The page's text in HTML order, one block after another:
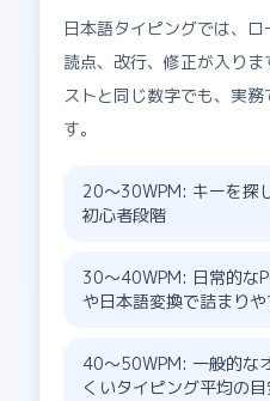
日本語タイピングでは、
読点、改行、修正が入り
ストと同じ数字でも、実
す。
20〜30WPM: キーを探
初心者段階
30〜40WPM: 日常的な
や日本語変換で詰まり
40〜50WPM: 一般的な
くいタイピング平均の目